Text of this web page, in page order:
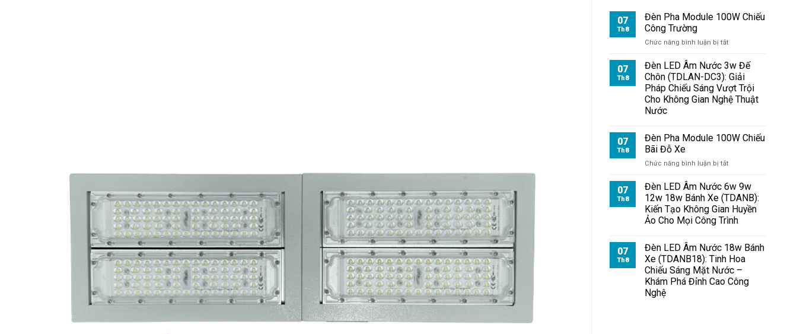
07
Th8
Đèn Pha Module 100W Chiếu
Công Trường
Chức năng bình luận bị tắt
Pha
Module
100W
Chiếu
Công
07
Th8
Đèn LED Âm Nước 3w Đế
Chôn (TDLAN-DC3): Giải
Pháp Chiếu Sáng Vượt Trội
Cho Không Gian Nghệ Thuật
Nước
07
Th8
Đèn Pha Module 100W Chiếu
Bãi Đỗ Xe
Chức năng bình luận bị tắt
Pha
Module
100W
Chiếu
Bãi
Xe
07
Th8
Đèn LED Âm Nước 6w 9w
12w 18w Bánh Xe (TDANB):
Kiến Tạo Không Gian Huyền
Ảo Cho Mọi Công Trình
07
Th8
Đèn LED Âm Nước 18w Bánh
Xe (TDANB18): Tinh Hoa
Chiếu Sáng Mặt Nước –
Khám Phá Đỉnh Cao Công
Nghệ